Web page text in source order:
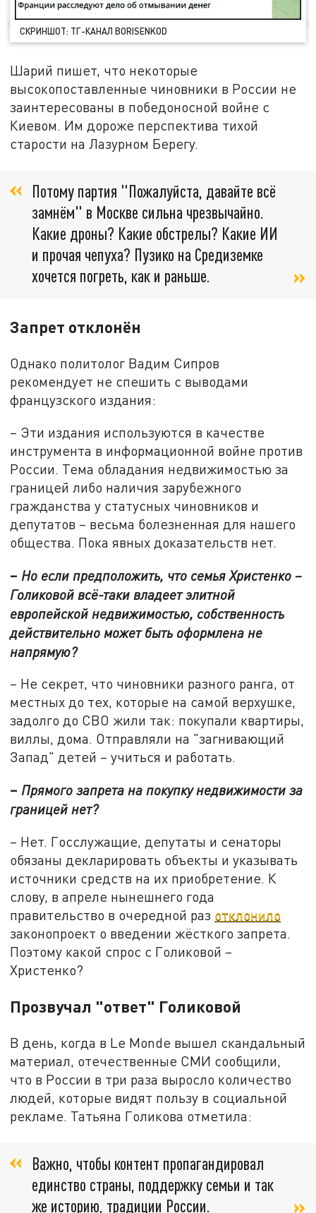
СКРИНШОТ: ТГ-КАНАЛ BORISENKOD
Шарий пишет, что некоторые
высокопоставленные чиновники в России не
заинтересованы в победоносной войне с
Киевом. Им дороже перспектива тихой
старости на Лазурном Берегу.
Потому партия "Пожалуйста, давайте всё
замнём" в Москве сильна чрезвычайно.
Какие дроны? Какие обстрелы? Какие ИИ
и прочая чепуха? Пузико на Средиземке
хочется погреть, как и раньше.
Запрет отклонён
Однако политолог Вадим Сипров
рекомендует не спешить с выводами
французского издания:
– Эти издания используются в качестве
инструмента в информационной войне против
России. Тема обладания недвижимостью за
границей либо наличия зарубежного
гражданства у статусных чиновников и
депутатов – весьма болезненная для нашего
общества. Пока явных доказательств нет.
– Но если предположить, что семья Христенко –
Голиковой всё-таки владеет элитной
европейской недвижимостью, собственность
действительно может быть оформлена не
напрямую?
– Не секрет, что чиновники разного ранга, от
местных до тех, которые на самой верхушке,
задолго до СВО жили так: покупали квартиры,
виллы, дома. Отправляли на "загнивающий
Запад" детей – учиться и работать.
– Прямого запрета на покупку недвижимости за
границей нет?
– Нет. Госслужащие, депутаты и сенаторы
обязаны декларировать объекты и указывать
источники средств на их приобретение. К
слову, в апреле нынешнего года
правительство в очередной раз отклонило
законопроект о введении жёсткого запрета.
Поэтому какой спрос с Голиковой –
Христенко?
Прозвучал "ответ" Голиковой
В день, когда в Le Monde вышел скандальный
материал, отечественные СМИ сообщили,
что в России в три раза выросло количество
людей, которые видят пользу в социальной
рекламе. Татьяна Голикова отметила:
Важно, чтобы контент пропагандировал
единство страны, поддержку семьи и так
же историю, традиции России.